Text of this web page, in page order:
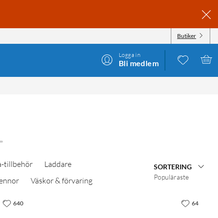
Butiker
Logga in
Bli medlem
tillbehör
Laddare
Väskor & förvaring
SORTERING
Populäraste
640 64